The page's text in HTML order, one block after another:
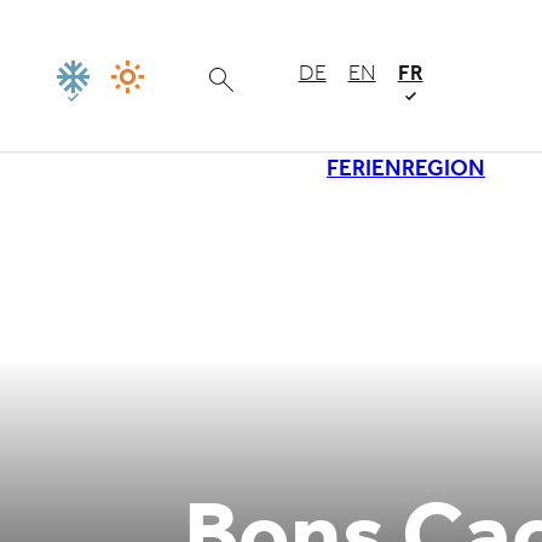
DE EN FR
FERIENREGION